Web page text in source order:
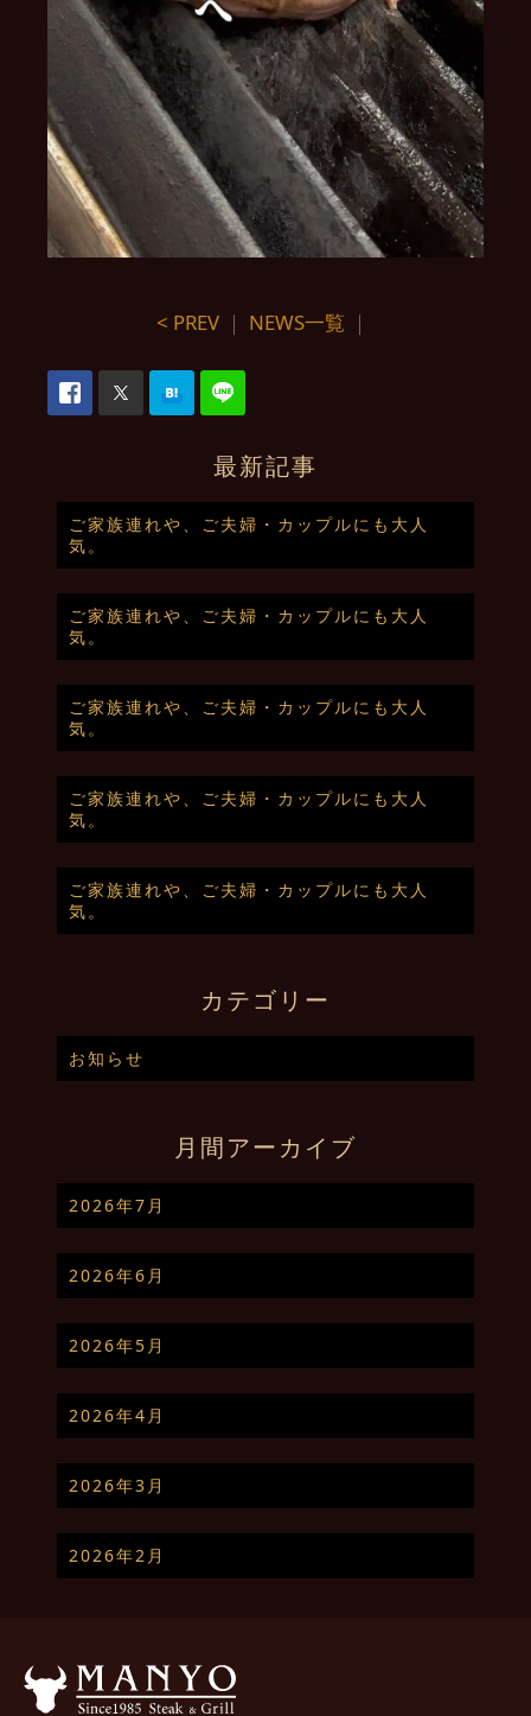
< PREV ｜ NEWS一覧 ｜
最新記事
ご家族連れや、ご夫婦・カップルにも大人
気。
ご家族連れや、ご夫婦・カップルにも大人
気。
ご家族連れや、ご夫婦・カップルにも大人
気。
ご家族連れや、ご夫婦・カップルにも大人
気。
ご家族連れや、ご夫婦・カップルにも大人
気。
カテゴリー
お知らせ
月間アーカイブ
2026年7月
2026年6月
2026年5月
2026年4月
2026年3月
2026年2月